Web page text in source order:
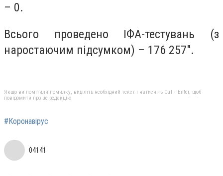
– 0.
Всього проведено ІФА-тестувань (з
наростаючим підсумком) – 176 257".
Якщо ви помітили помилку, виділіть необхідний текст і натисніть Ctrl + Enter, щоб
повідомити про це редакцію
#Коронавірус
04141